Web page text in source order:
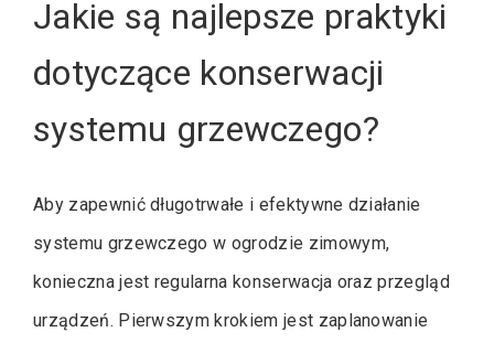
Jakie są najlepsze praktyki
dotyczące konserwacji
systemu grzewczego?
Aby zapewnić długotrwałe i efektywne działanie
systemu grzewczego w ogrodzie zimowym,
konieczna jest regularna konserwacja oraz przegląd
urządzeń. Pierwszym krokiem jest zaplanowanie